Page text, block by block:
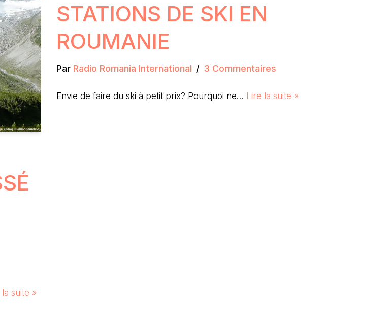
suite »
STATIONS DE SKI EN
ROUMANIE
Par Radio Romania International 3 Commentaires
Envie de faire du ski à petit prix? Pourquoi ne… Lire la suite »